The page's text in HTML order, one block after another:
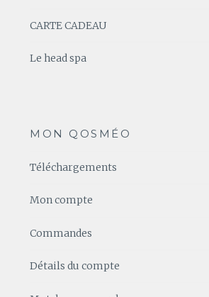
CARTE CADEAU
Le head spa
MON QOSMÉO
Téléchargements
Mon compte
Commandes
Détails du compte